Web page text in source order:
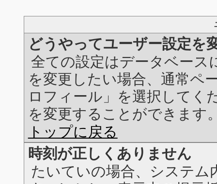
どうやってユーザー設定を
全ての設定はデータベース
を変更したい場合、通常ペ
ロフィール」を選択してく
を変更することができます
トップに戻る
時刻が正しくありません
たいていの場合、システム